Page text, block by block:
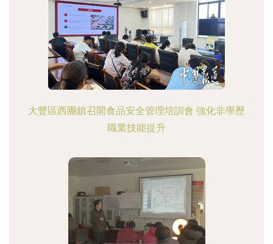
大豐區西團鎮召開食品安全管理培訓會 強化非學歷
職業技能提升